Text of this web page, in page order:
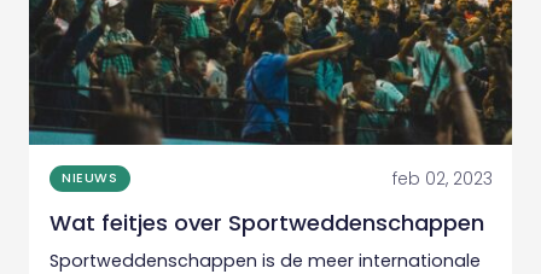
NIEUWS feb 02, 2023
Wat feitjes over Sportweddenschappen
Sportweddenschappen is de meer internationale